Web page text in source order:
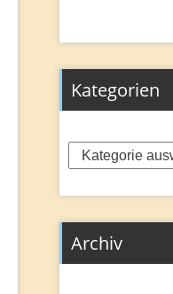
Kategorien
Kategorien
Archiv